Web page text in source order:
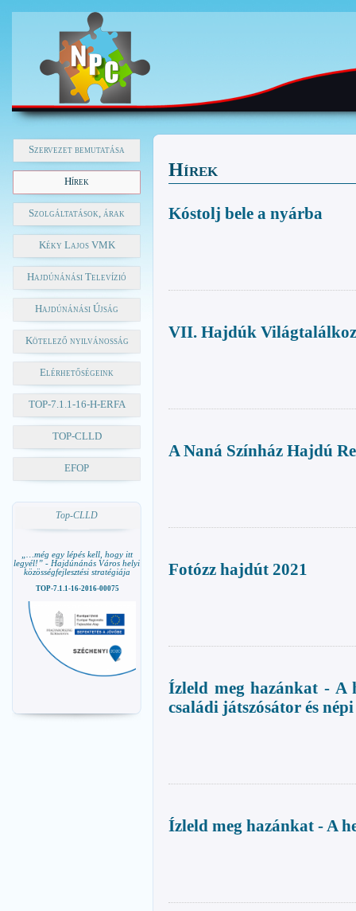
Szervezet bemutatása
Hírek
Szolgáltatások, árak
Kéky Lajos VMK
Hajdúnánási Televízió
Hajdúnánási Újság
Kötelező nyilvánosság
Elérhetőségeink
TOP-7.1.1-16-H-ERFA
TOP-CLLD
EFOP
Top-CLLD
„…még egy lépés kell, hogy itt
legyél!” - Hajdúnánás Város helyi
közösségfejlesztési stratégiája
TOP-7.1.1-16-2016-00075
Hírek
Kóstolj bele a nyárba
VII. Hajdúk
A Naná Színház Hajdú
Fotózz hajdút 2021
Ízleld meg hazánkat - A
családi játszósátor és
Ízleld meg hazánkat - A